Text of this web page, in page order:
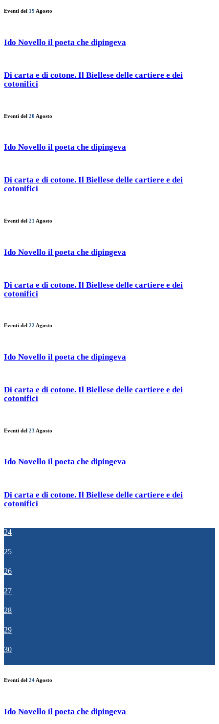
Eventi del 19 Agosto
Ido Novello il poeta che dipingeva
Di carta e di cotone. Il Biellese delle cartiere e dei
cotonifici
Eventi del 20 Agosto
Ido Novello il poeta che dipingeva
Di carta e di cotone. Il Biellese delle cartiere e dei
cotonifici
Eventi del 21 Agosto
Ido Novello il poeta che dipingeva
Di carta e di cotone. Il Biellese delle cartiere e dei
cotonifici
Eventi del 22 Agosto
Ido Novello il poeta che dipingeva
Di carta e di cotone. Il Biellese delle cartiere e dei
cotonifici
Eventi del 23 Agosto
Ido Novello il poeta che dipingeva
Di carta e di cotone. Il Biellese delle cartiere e dei
cotonifici
24
25
26
27
28
29
30
Eventi del 24 Agosto
Ido Novello il poeta che dipingeva